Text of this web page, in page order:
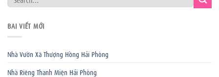
BÀI VIẾT MỚI
Nhà Vườn Xã Thượng Hồng Hải Phòng
Nhà Riêng Thanh Miện Hải Phòng